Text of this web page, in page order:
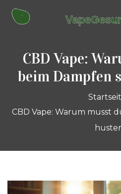
CBD Vape:
beim Dampfen
CBD Vape: Warum musst